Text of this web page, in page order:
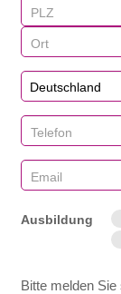
Ausbildung
Bitte melden